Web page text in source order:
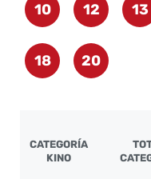
10 12 13
18 20
CATEGORÍA
KINO